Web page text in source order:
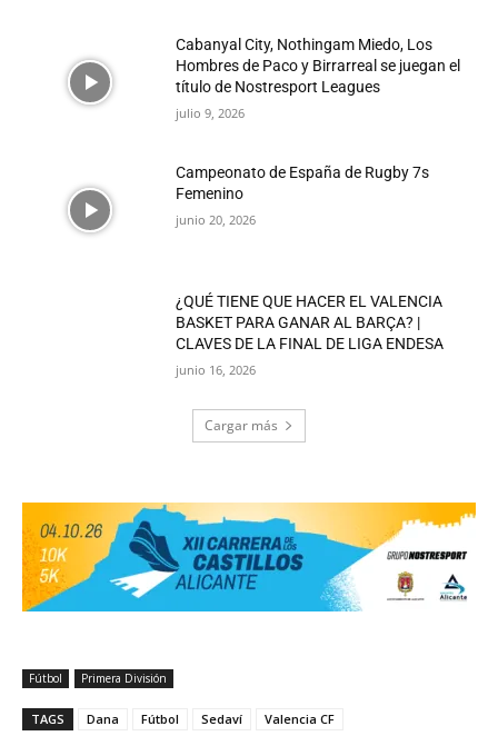
Cabanyal City, Nothingam Miedo, Los
Hombres de Paco y Birrarreal se juegan el
título de Nostresport Leagues
julio 9, 2026
Campeonato de España de Rugby 7s
Femenino
junio 20, 2026
¿QUÉ TIENE QUE HACER EL VALENCIA
BASKET PARA GANAR AL BARÇA? |
CLAVES DE LA FINAL DE LIGA ENDESA
junio 16, 2026
Cargar más